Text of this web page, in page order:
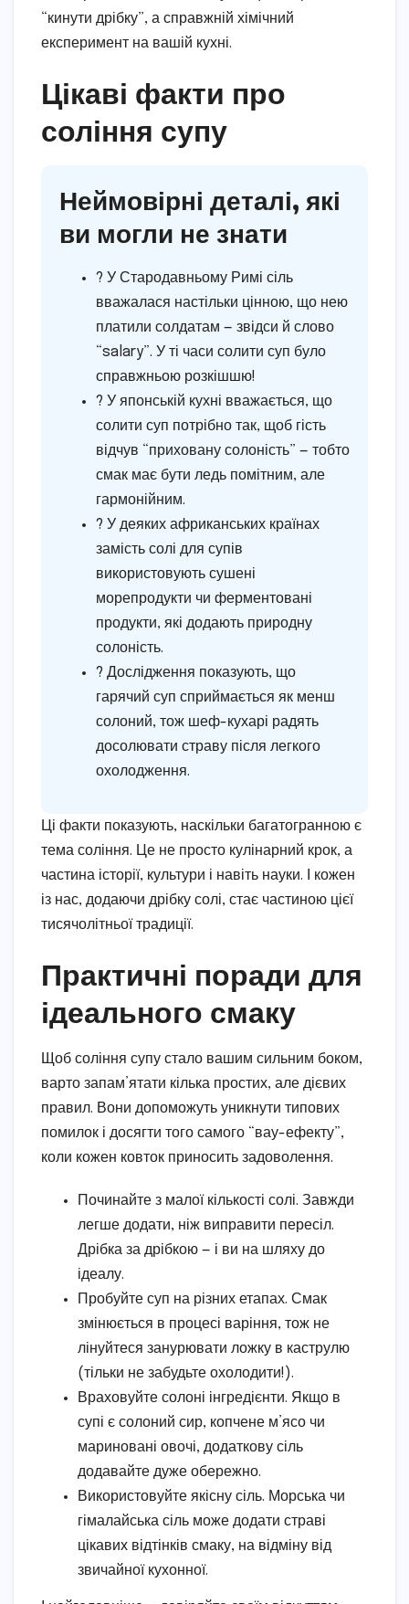
“кинути дрібку”, а справжній хімічний
експеримент на вашій кухні.
Цікаві факти про
соління супу
Неймовірні деталі, які
ви могли не знати
? У Стародавньому Римі сіль
вважалася настільки цінною, що нею
платили солдатам — звідси й слово
“salary”. У ті часи солити суп було
справжньою розкішшю!
? У японській кухні вважається, що
солити суп потрібно так, щоб гість
відчув “приховану солоність” — тобто
смак має бути ледь помітним, але
гармонійним.
? У деяких африканських країнах
замість солі для супів
використовують сушені
морепродукти чи ферментовані
продукти, які додають природну
солоність.
? Дослідження показують, що
гарячий суп сприймається як менш
солоний, тож шеф-кухарі радять
досолювати страву після легкого
охолодження.
Ці факти показують, наскільки багатогранною є
тема соління. Це не просто кулінарний крок, а
частина історії, культури і навіть науки. І кожен
із нас, додаючи дрібку солі, стає частиною цієї
тисячолітньої традиції.
Практичні поради для
ідеального смаку
Щоб соління супу стало вашим сильним боком,
варто запам’ятати кілька простих, але дієвих
правил. Вони допоможуть уникнути типових
помилок і досягти того самого “вау-ефекту”,
коли кожен ковток приносить задоволення.
Починайте з малої кількості солі. Завжди
легше додати, ніж виправити пересіл.
Дрібка за дрібкою — і ви на шляху до
ідеалу.
Пробуйте суп на різних етапах. Смак
змінюється в процесі варіння, тож не
лінуйтеся занурювати ложку в каструлю
(тільки не забудьте охолодити!).
Враховуйте солоні інгредієнти. Якщо в
супі є солоний сир, копчене м’ясо чи
мариновані овочі, додаткову сіль
додавайте дуже обережно.
Використовуйте якісну сіль. Морська чи
гімалайська сіль може додати страві
цікавих відтінків смаку, на відміну від
звичайної кухонної.